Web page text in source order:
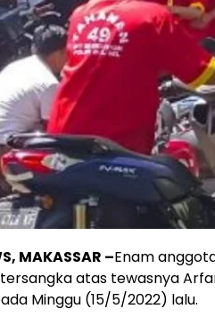
MAKASSAR –Enam
atas tewasnya
Minggu (15/5/2022) lalu.